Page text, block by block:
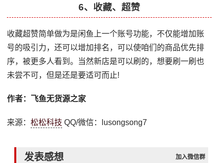
6、收藏、超赞
收藏超赞简单做为是闲鱼上一个账号功能，不仅能增加账
号的吸引力，还可以增加排名，可以使咱们的商品优先排
序，被更多人看到。当然新店是可以刷的，想要刷一刷也
未尝不可，但是还是要适可而止!
作者：飞鱼无货源之家
来源：松松科技 QQ/微信：lusongsong7
发表感想 加入微信群